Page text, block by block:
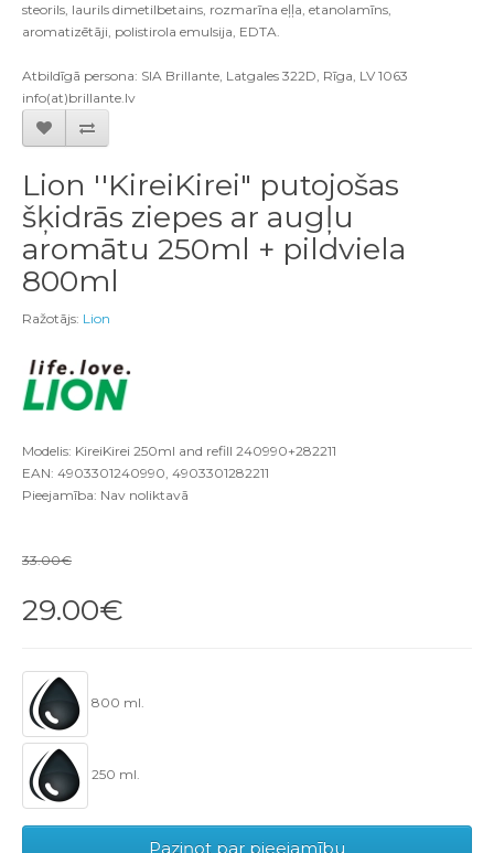
steorils, laurils dimetilbetains, rozmarīna eļļa, etanolamīns,
aromatizētāji, polistirola emulsija, EDTA.
Atbildīgā persona: SIA Brillante, Latgales 322D, Rīga, LV 1063
info(at)brillante.lv
Lion ''KireiKirei" putojošas
šķidrās ziepes ar augļu
aromātu 250ml + pildviela
800ml
Ražotājs: Lion
Modelis: KireiKirei 250ml and refill 240990+282211
EAN: 4903301240990, 4903301282211
Pieejamība: Nav noliktavā
33.00€
29.00€
800 ml.
250 ml.
Paziņot par pieejamību